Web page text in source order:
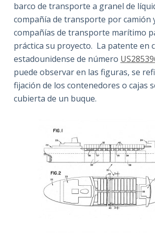
barco de transporte a granel de
compañía de transporte por camión
compañías de transporte marítimo
práctica su proyecto. La patente en
estadounidense de número
puede observar en las figuras, se
fijación de los contenedores o cajas
cubierta de un buque.